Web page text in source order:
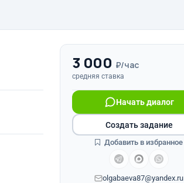
3 000 ₽/час
средняя ставка
Начать диалог
olgabaeva87@yandex.ru
Создать задание
Добавить в избранное